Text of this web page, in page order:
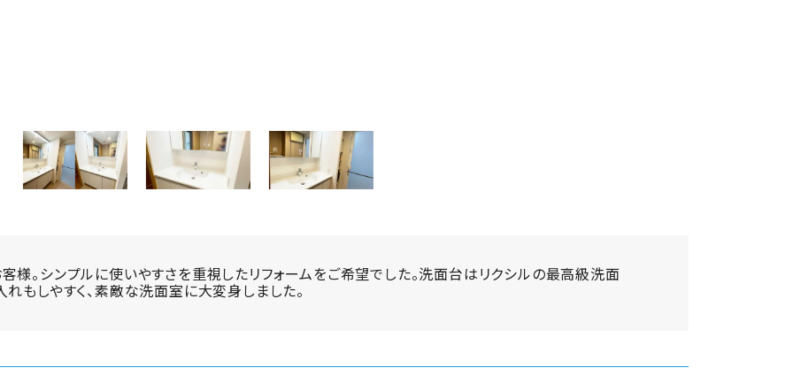
様。シンプルに使いやすさを重視したリフォームをご希望でした。洗面台はリクシルの最高級洗面
もしやすく、素敵な洗面室に大変身しました。